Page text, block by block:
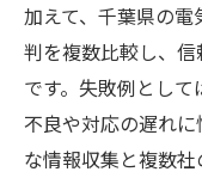
加えて、千葉県の
判を複数比較し、
です。失敗例とし
不良や対応の遅れ
な情報収集と複数